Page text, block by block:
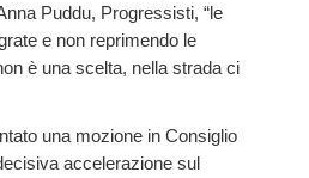
Puddu, Progressisti, “le
e non reprimendo le
è una scelta, nella strada ci
una mozione in Consiglio
accelerazione sul